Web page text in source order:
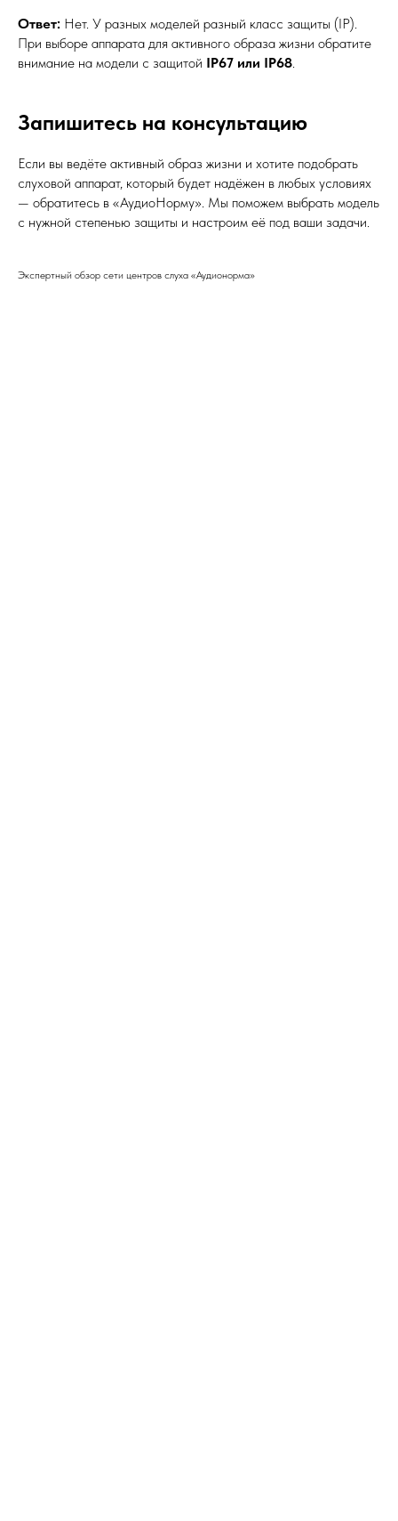
Ответ: Нет. У разных моделей разный класс защиты (IP).
При выборе аппарата для активного образа жизни обратите
внимание на модели с защитой IP67 или IP68.
Запишитесь на консультацию
Если вы ведёте активный образ жизни и хотите подобрать
слуховой аппарат, который будет надёжен в любых условиях
— обратитесь в «АудиоНорму». Мы поможем выбрать модель
с нужной степенью защиты и настроим её под ваши задачи.
Экспертный обзор сети центров слуха «Аудионорма»